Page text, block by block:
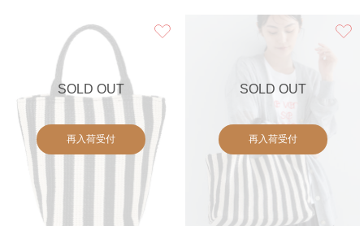
SOLD OUT
再入荷受付
SOLD OUT
再入荷受付